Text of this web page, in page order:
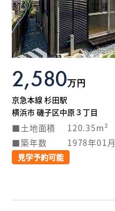
2,580万円
京急本線 杉田駅
横浜市 磯子区中原３丁目
土地面積 120.35m²
築年数
1978年01月
見学予約可能